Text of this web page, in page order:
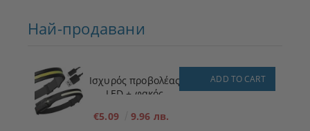
Най-продавани
Ισχυρός προβολέας
LED + φακός
€5.09
9.96 лв.
ADD TO CART